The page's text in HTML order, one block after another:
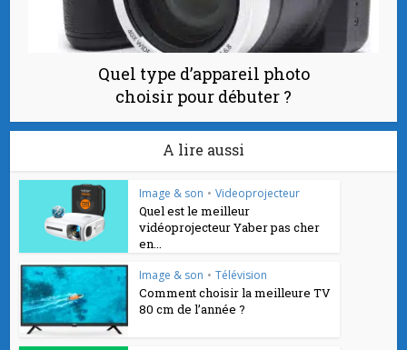
Quel type d’appareil photo
choisir pour débuter ?
A lire aussi
Image & son • Videoprojecteur
Quel est le meilleur
vidéoprojecteur Yaber pas cher
en...
Image & son • Télévision
Comment choisir la meilleure TV
80 cm de l’année ?